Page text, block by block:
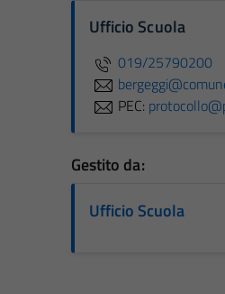
Ufficio Scuola
019/25790200
PEC:
Gestito da:
Ufficio Scuola